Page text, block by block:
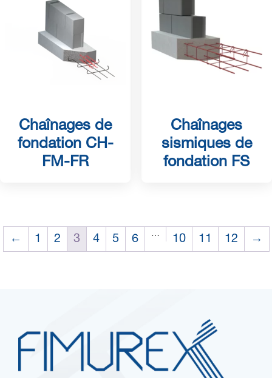
Chaînages de
fondation CH-
FM-FR
Chaînages
sismiques de
fondation FS
← 1 2 3 4 5 6 … 10 11 12 →